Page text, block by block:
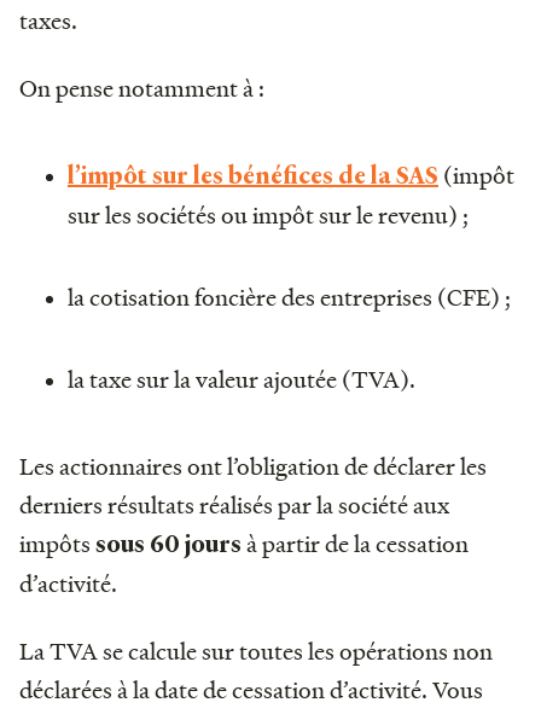
taxes.
On pense notamment à :
l’impôt sur les bénéfices de la SAS (impôt
sur les sociétés ou impôt sur le revenu) ;
la cotisation foncière des entreprises (CFE) ;
la taxe sur la valeur ajoutée (TVA).
Les actionnaires ont l’obligation de déclarer les
derniers résultats réalisés par la société aux
impôts sous 60 jours à partir de la cessation
d’activité.
La TVA se calcule sur toutes les opérations non
déclarées à la date de cessation d’activité. Vous